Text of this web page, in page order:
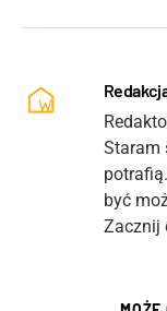
Staram
być
Zacznij